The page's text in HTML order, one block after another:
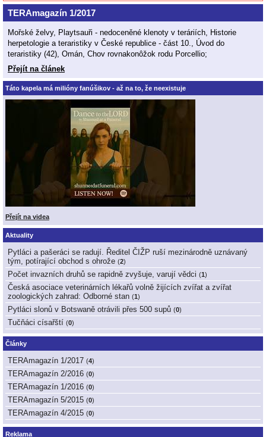
TERAmagazín 1/2017
Mořské želvy, Playtsauři - nedoceněné klenoty v teráriích, Historie
herpetologie a teraristiky v České republice - část 10., Úvod do
teraristiky (42), Omán, Chov rovnakonôžok rodu Porcellio;
Přejít na článek
Táto kapela má milióny fanúšikov - až na to, že neexistuje
Přejít na videa
Aktuality
Pytláci a pašeráci se radují. Ředitel ČIŽP ruší mezinárodně uznávaný
tým, potírající obchod s ohrože (2)
Počet invazních druhů se rapidně zvyšuje, varují vědci (1 )
Česká asociace veterinárních lékařů volně žijících zvířat a zvířat
zoologických zahrad: Odborné stan (1 )
Pytláci slonů v Botswaně otrávili přes 500 supů (0)
Tučňáci císařští (0)
Články
TERAmagazín 1/2017 (4)
TERAmagazín 2/2016 (0)
TERAmagazín 1/2016 (0)
TERAmagazín 5/2015 (0)
TERAmagazín 4/2015 (0)
Reklama